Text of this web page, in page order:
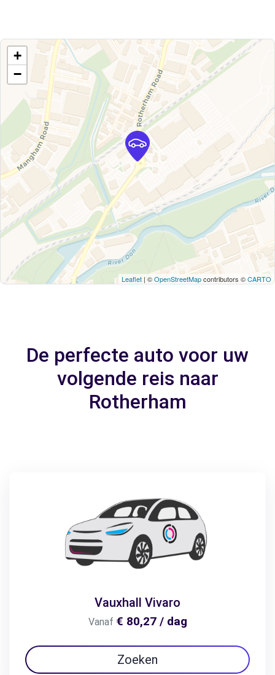
+
−
Leaflet | ©OpenStreetMapcontributors ©CARTO
De perfecte auto voor uw
volgende reis naar
Rotherham
Vauxhall Vivaro
Vanaf € 80,27 / dag
Zoeken